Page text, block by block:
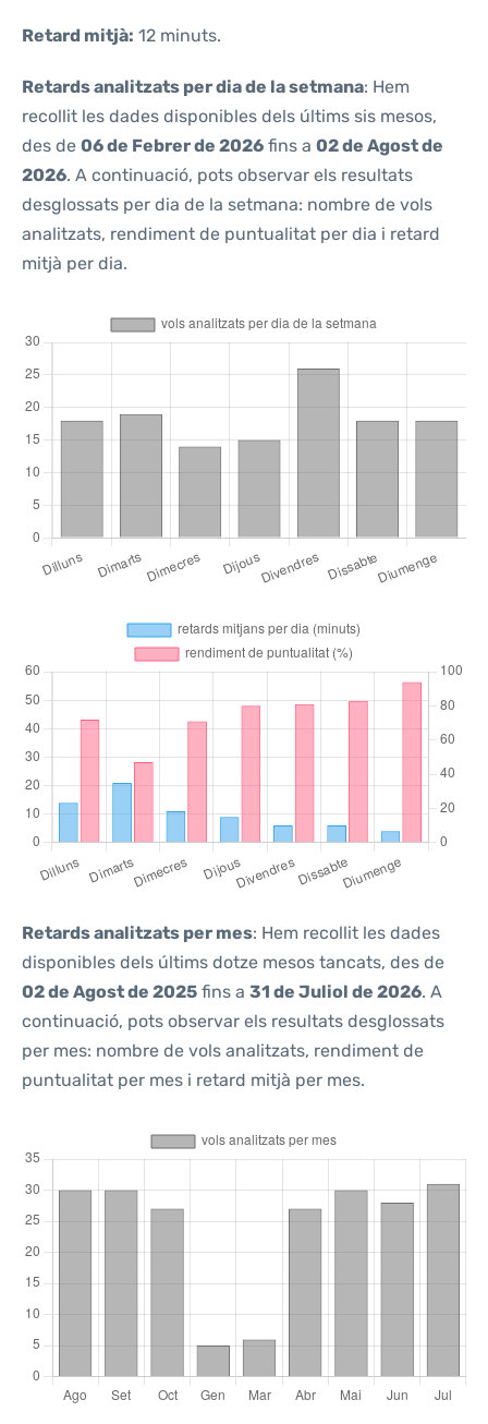
Retard mitjà: 12 minuts.
Retards analitzats per dia de la setmana: Hem
recollit les dades disponibles dels últims sis mesos,
des de 06 de Febrer de 2026 fins a 02 de Agost de
2026. A continuació, pots observar els resultats
desglossats per dia de la setmana: nombre de vols
analitzats, rendiment de puntualitat per dia i retard
mitjà per dia.
Retards analitzats per mes: Hem recollit les dades
disponibles dels últims dotze mesos tancats, des de
02 de Agost de 2025 fins a 31 de Juliol de 2026. A
continuació, pots observar els resultats desglossats
per mes: nombre de vols analitzats, rendiment de
puntualitat per mes i retard mitjà per mes.